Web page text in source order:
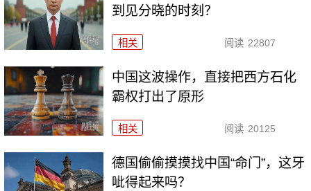
到见分晓的时刻？
相关 阅读 22807
中国这波操作，直接把西方石化
霸权打出了原形
相关 阅读 20125
德国偷偷摸摸找中国“命门”，这牙
呲得起来吗？